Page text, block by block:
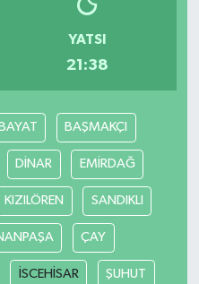
YATSI
21:38
BAYAT BAŞMAKÇI
DİNAR EMİRDAĞ
KIZILÖREN SANDIKLI
ÇAY
İSCEHİSAR ŞUHUT